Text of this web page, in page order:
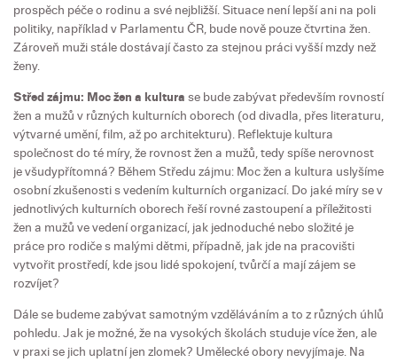
prospěch péče o rodinu a své nejbližší. Situace není lepší ani na poli
politiky, například v Parlamentu ČR, bude nově pouze čtvrtina žen.
Zároveň muži stále dostávají často za stejnou práci vyšší mzdy než
ženy.
Střed zájmu: Moc žen a kultura se bude zabývat především rovností
žen a mužů v různých kulturních oborech (od divadla, přes literaturu,
výtvarné umění, film, až po architekturu). Reflektuje kultura
společnost do té míry, že rovnost žen a mužů, tedy spíše nerovnost
je všudypřítomná? Během Středu zájmu: Moc žen a kultura uslyšíme
osobní zkušenosti s vedením kulturních organizací. Do jaké míry se v
jednotlivých kulturních oborech řeší rovné zastoupení a příležitosti
žen a mužů ve vedení organizací, jak jednoduché nebo složité je
práce pro rodiče s malými dětmi, případně, jak jde na pracovišti
vytvořit prostředí, kde jsou lidé spokojení, tvůrčí a mají zájem se
rozvíjet?
Dále se budeme zabývat samotným vzděláváním a to z různých úhlů
pohledu. Jak je možné, že na vysokých školách studuje více žen, ale
v praxi se jich uplatní jen zlomek? Umělecké obory nevyjímaje. Na